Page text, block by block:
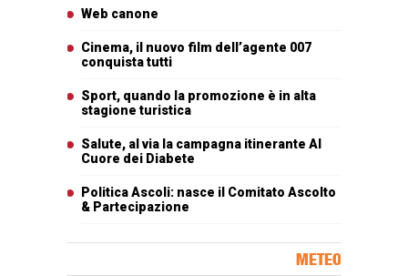
Web canone
Cinema, il nuovo film dell’agente 007
conquista tutti
Sport, quando la promozione è in alta
stagione turistica
Salute, al via la campagna itinerante Al
Cuore dei Diabete
Politica Ascoli: nasce il Comitato Ascolto
& Partecipazione
METEO